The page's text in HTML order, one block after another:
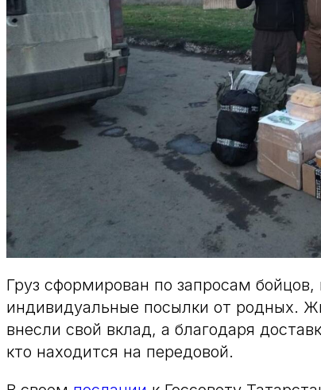
Груз сформирован по запросам
индивидуальные посылки от родных.
внесли свой вклад, а благодаря
кто находится на передовой.